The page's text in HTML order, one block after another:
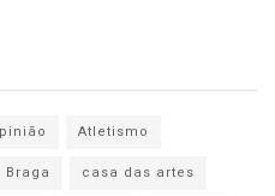
Atletismo
Braga
casa das artes